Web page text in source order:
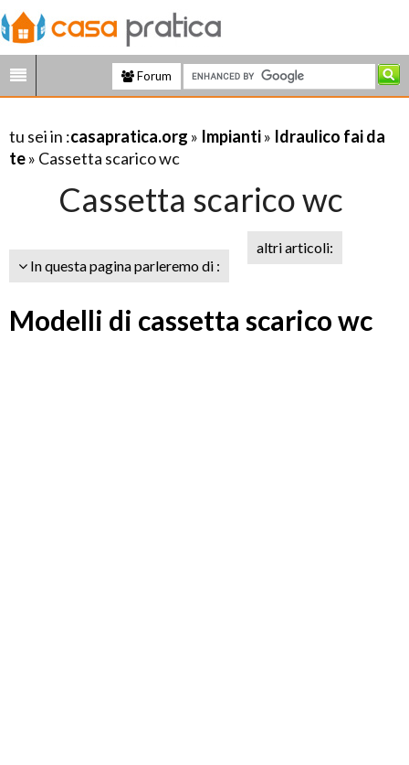
Forum
tu sei in :casapratica.org » Impianti» Idraulico fai da
te» Cassetta scarico wc
Cassetta scarico wc
In questa pagina parleremo di :
altri articoli:
Modelli di cassetta scarico wc